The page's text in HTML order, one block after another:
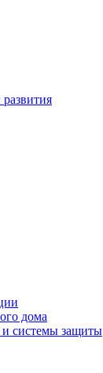
дома
и системы защиты